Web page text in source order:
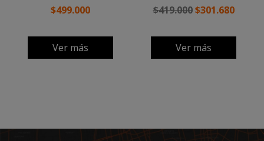
$499.000
Ver más
$419.000 $301.680
Ver más